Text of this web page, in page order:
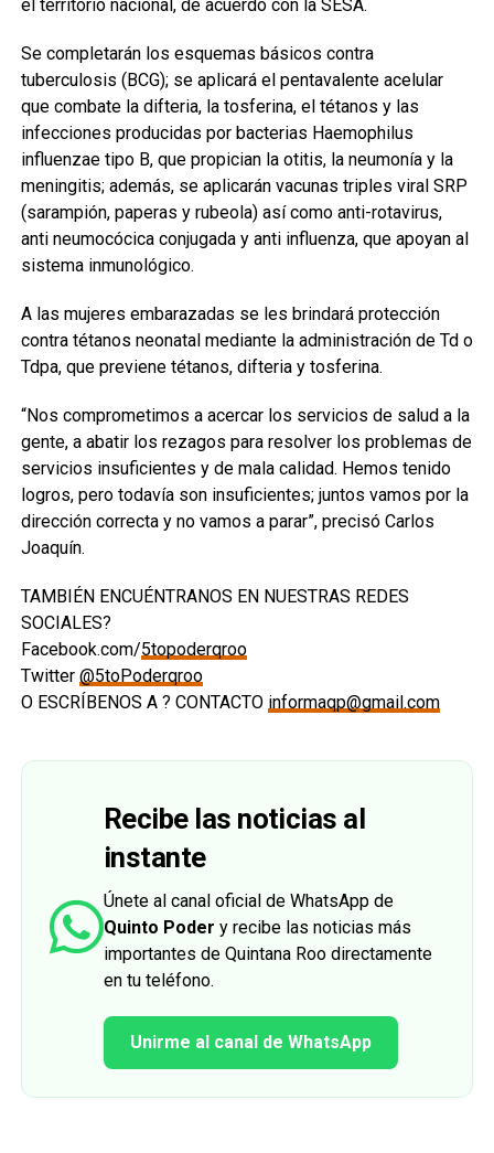
el territorio nacional, de acuerdo con la SESA.
Se completarán los esquemas básicos contra
tuberculosis (BCG); se aplicará el pentavalente acelular
que combate la difteria, la tosferina, el tétanos y las
infecciones producidas por bacterias Haemophilus
influenzae tipo B, que propician la otitis, la neumonía y la
meningitis; además, se aplicarán vacunas triples viral SRP
(sarampión, paperas y rubeola) así como anti-rotavirus,
anti neumocócica conjugada y anti influenza, que apoyan al
sistema inmunológico.
A las mujeres embarazadas se les brindará protección
contra tétanos neonatal mediante la administración de Td o
Tdpa, que previene tétanos, difteria y tosferina.
“Nos comprometimos a acercar los servicios de salud a la
gente, a abatir los rezagos para resolver los problemas de
servicios insuficientes y de mala calidad. Hemos tenido
logros, pero todavía son insuficientes; juntos vamos por la
dirección correcta y no vamos a parar”, precisó Carlos
Joaquín.
TAMBIÉN ENCUÉNTRANOS EN NUESTRAS REDES
SOCIALES?
Facebook.com/5topoderqroo
Twitter @5toPoderqroo
O ESCRÍBENOS A ? CONTACTO informaqp@gmail.com
Recibe las noticias al
instante
Únete al canal oficial de WhatsApp de
Quinto Poder y recibe las noticias más
importantes de Quintana Roo directamente
en tu teléfono.
Unirme al canal de WhatsApp